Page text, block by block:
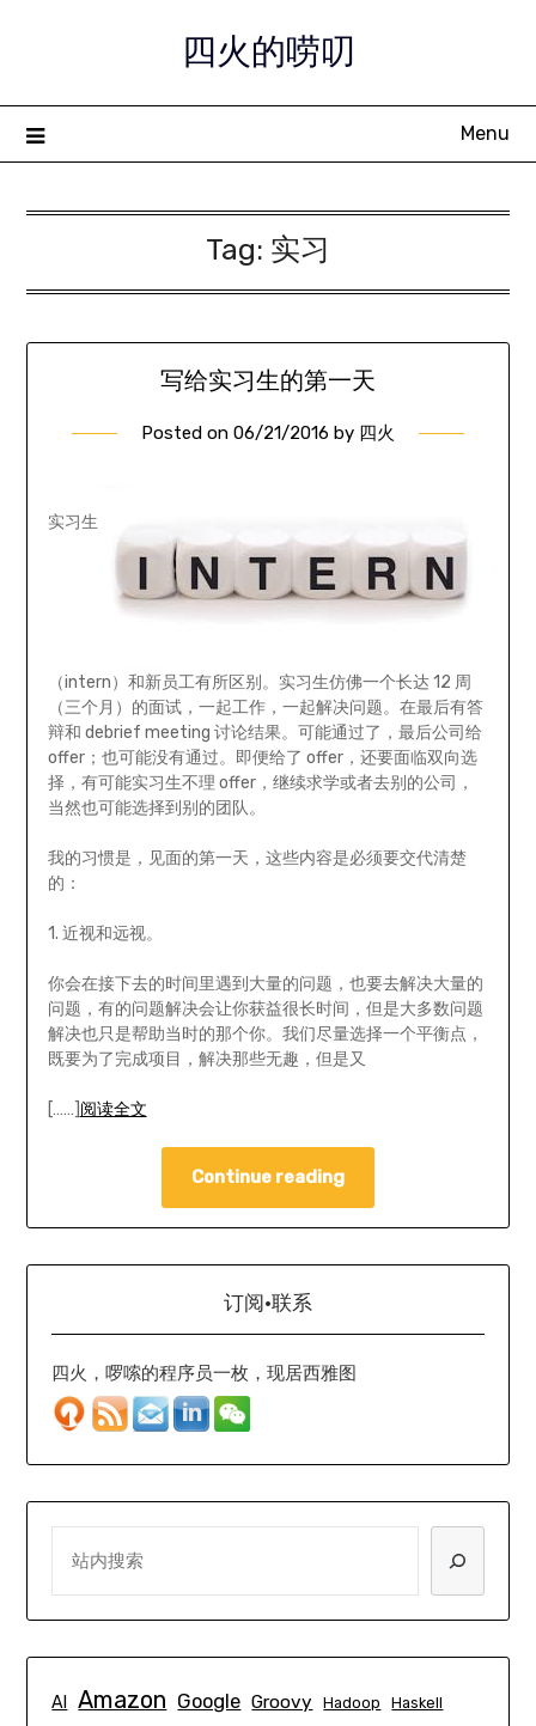
四火的唠叨
Menu
Tag: 实习
写给实习生的第一天
Posted on 06/21/2016 by 四火
实习生
（intern）和新员工有所区别。实习生仿佛一个长达 12 周
（三个月）的面试，一起工作，一起解决问题。在最后有答
辩和 debrief meeting 讨论结果。可能通过了，最后公司给
offer；也可能没有通过。即便给了 offer，还要面临双向选
择，有可能实习生不理 offer，继续求学或者去别的公司，
当然也可能选择到别的团队。
我的习惯是，见面的第一天，这些内容是必须要交代清楚
的：
1. 近视和远视。
你会在接下去的时间里遇到大量的问题，也要去解决大量的
问题，有的问题解决会让你获益很长时间，但是大多数问题
解决也只是帮助当时的那个你。我们尽量选择一个平衡点，
既要为了完成项目，解决那些无趣，但是又
[……] 阅读全文
Continue reading
订阅·联系
四火，啰嗦的程序员一枚，现居西雅图
AI Amazon Google Groovy Hadoop Haskell